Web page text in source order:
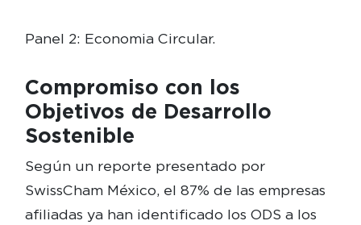
Panel 2: Economia Circular.
Compromiso con los
Objetivos de Desarrollo
Sostenible
Según un reporte presentado por
SwissCham México, el 87% de las empresas
afiliadas ya han identificado los ODS a los